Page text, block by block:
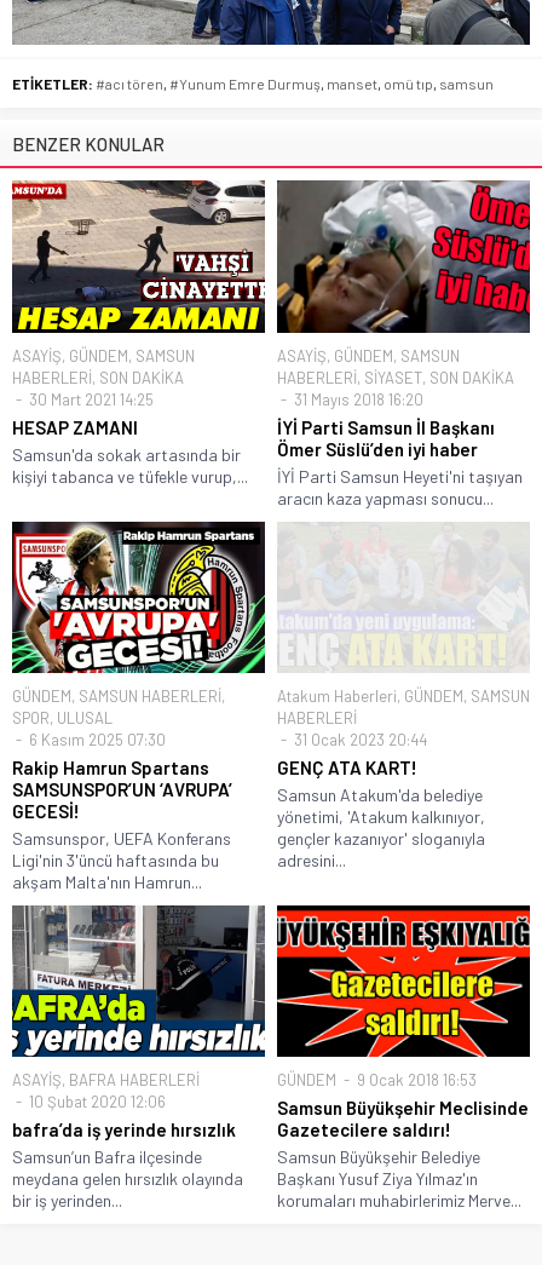
ETİKETLER: #acı tören, #Yunum Emre Durmuş, manset, omü tıp, samsun
BENZER KONULAR
ASAYİŞ, GÜNDEM, SAMSUN
HABERLERİ, SON DAKİKA
30 Mart 2021 14:25
HESAP ZAMANI
Samsun'da sokak artasında bir
kişiyi tabanca ve tüfekle vurup,...
ASAYİŞ, GÜNDEM, SAMSUN
HABERLERİ, SİYASET, SON DAKİKA
31 Mayıs 2018 16:20
İYİ Parti Samsun İl Başkanı
Ömer Süslü’den iyi haber
İYİ Parti Samsun Heyeti'ni taşıyan
aracın kaza yapması sonucu...
GÜNDEM, SAMSUN HABERLERİ,
SPOR, ULUSAL
6 Kasım 2025 07:30
Rakip Hamrun Spartans
SAMSUNSPOR’UN ‘AVRUPA’
GECESİ!
Samsunspor, UEFA Konferans
Ligi'nin 3'üncü haftasında bu
akşam Malta'nın Hamrun...
Atakum Haberleri, GÜNDEM, SAMSUN
HABERLERİ
31 Ocak 2023 20:44
GENÇ ATA KART!
Samsun Atakum'da belediye
yönetimi, 'Atakum kalkınıyor,
gençler kazanıyor' sloganıyla
adresini...
ASAYİŞ, BAFRA HABERLERİ
10 Şubat 2020 12:06
bafra’da iş yerinde hırsızlık
Samsun’un Bafra ilçesinde
meydana gelen hırsızlık olayında
bir iş yerinden...
GÜNDEM 9 Ocak 2018 16:53
Samsun Büyükşehir Meclisinde
Gazetecilere saldırı!
Samsun Büyükşehir Belediye
Başkanı Yusuf Ziya Yılmaz'ın
korumaları muhabirlerimiz Merve...